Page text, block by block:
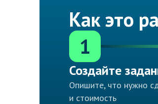
Как это
1
Создайте
Опишите, что нужно
и стоимость